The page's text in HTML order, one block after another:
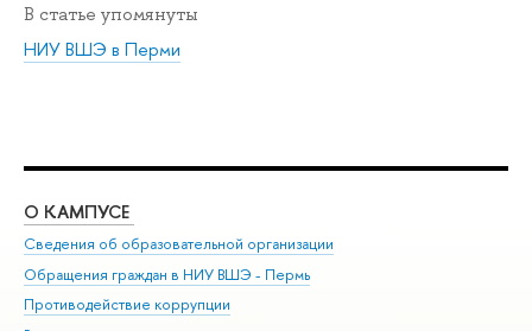
В статье упомянуты
НИУ ВШЭ в Перми
О КАМПУСЕ
Сведения об образовательной организации
Обращения граждан в НИУ ВШЭ - Пермь
Противодействие коррупции